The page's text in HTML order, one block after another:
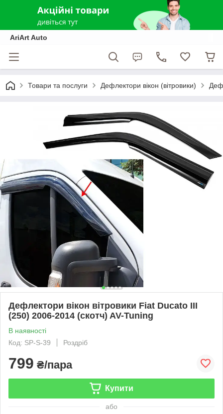
AriArt Auto
Товари та послуги Дефлектори вікон (вітровики)
Дефлектори вікон вітровики Fiat Ducato III
(250) 2006-2014 (скотч) AV-Tuning
В наявності
Код: SP-S-39
Роздріб
799 ₴/пара
Купити
або